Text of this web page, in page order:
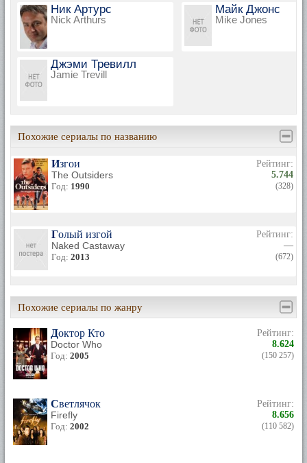
Ник Артурс
Nick Arthurs
Майк Джонс
Mike Jones
Джэми Тревилл
Jamie Trevill
Похожие сериалы по названию
Изгои
The Outsiders
Год: 1990
Рейтинг:
5.744
(328)
Голый изгой
Naked Castaway
Год: 2013
Рейтинг:
—
(672)
Похожие сериалы по жанру
Доктор Кто
Doctor Who
Год: 2005
Рейтинг:
8.624
(150 257)
Светлячок
Firefly
Год: 2002
Рейтинг:
8.656
(110 582)